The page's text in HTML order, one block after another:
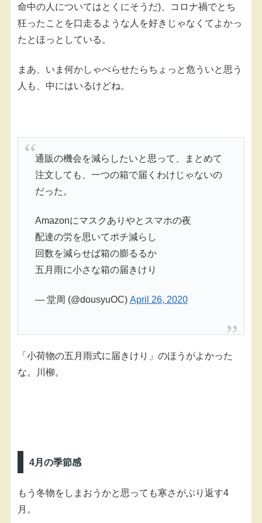
命中の人についてはとくにそうだ)、コロナ禍でとち
狂ったことを口走るような人を好きじゃなくてよかっ
たとほっとしている。
まあ、いま何かしゃべらせたらちょっと危ういと思う
人も、中にはいるけどね。
通販の機会を減らしたいと思って、まとめて
注文しても、一つの箱で届くわけじゃないの
だった。
Amazonにマスクありやとスマホの夜
配達の労を思いてポチ減らし
回数を減らせば箱の膨るるか
五月雨に小さな箱の届きけり
— 堂周 (@dousyuOC) April 26, 2020
「小荷物の五月雨式に届きけり」のほうがよかった
な。川柳。
4月の季節感
もう冬物をしまおうかと思っても寒さがぶり返す4
月。